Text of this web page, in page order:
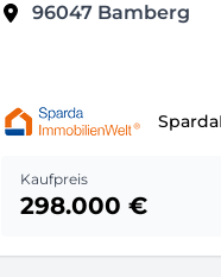
96047 Bamberg
Kaufpreis
298.000 €